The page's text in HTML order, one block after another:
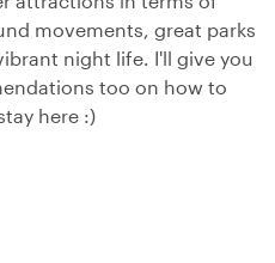
movements, great parks
night life. I'll give you
too on how to
here :)